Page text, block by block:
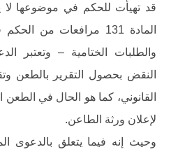
قد تهيأت للحكم في موضوعها
المادة 131 مرافعات من
والطلبات الختامية – وتعتبر
النقض بحصول التقرير بالطعن
القانوني، كما هو الحال في
لإعلان ورثة الطاعن.
وحيث إنه فيما يتعلق بالدعوى